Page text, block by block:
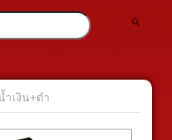
ำเงิน+ดำ